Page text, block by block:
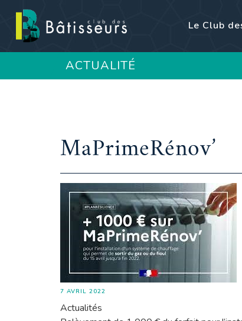
Le Club
ACTUALITÉ
MaPrimeRénov’
7 AVRIL 2022
Actualités